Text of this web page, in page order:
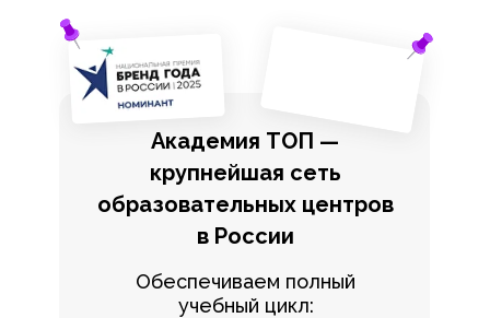
Академия ТОП —
крупнейшая сеть
образовательных центров
в России
Обеспечиваем полный
учебный цикл: